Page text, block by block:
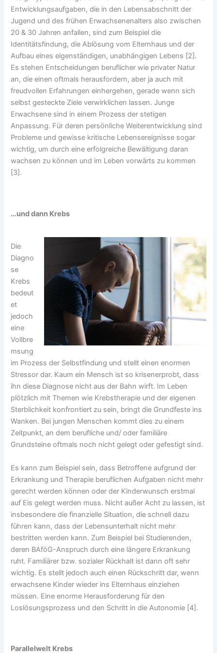
Entwicklungsaufgaben, die in den Lebensabschnitt der
Jugend und des frühen Erwachsenenalters also zwischen
20 & 30 Jahren anfallen, sind zum Beispiel die
Identitätsfindung, die Ablösung vom Elternhaus und der
Aufbau eines eigenständigen, unabhängigen Lebens [2].
Es stehen Entscheidungen beruflicher wie privater Natur
an, die einen oftmals herausfordern, aber ja auch mit
freudvollen Erfahrungen einhergehen, gerade wenn sich
selbst gesteckte Ziele verwirklichen lassen. Junge
Erwachsene sind in einem Prozess der stetigen
Anpassung. Für deren persönliche Weiterentwicklung sind
Probleme und gewisse kritische Lebensereignisse sogar
wichtig, um durch eine erfolgreiche Bewältigung daran
wachsen zu können und im Leben vorwärts zu kommen
[3].
…und dann Krebs
Die
Diagno
se
Krebs
bedeut
et
jedoch
eine
Vollbre
msung
im Prozess der Selbstfindung und stellt einen enormen
Stressor dar. Kaum ein Mensch ist so krisenerprobt, dass
ihn diese Diagnose nicht aus der Bahn wirft. Im Leben
plötzlich mit Themen wie Krebstherapie und der eigenen
Sterblichkeit konfrontiert zu sein, bringt die Grundfeste ins
Wanken. Bei jungen Menschen kommt dies zu einem
Zeitpunkt, an dem berufliche und/ oder familiäre
Grundsteine oftmals noch nicht gelegt oder gefestigt sind.
Es kann zum Beispiel sein, dass Betroffene aufgrund der
Erkrankung und Therapie beruflichen Aufgaben nicht mehr
gerecht werden können oder der Kinderwunsch erstmal
auf Eis gelegt werden muss. Nicht außer Acht zu lassen, ist
insbesondere die finanzielle Situation, die schnell dazu
führen kann, dass der Lebensunterhalt nicht mehr
bestritten werden kann. Zum Beispiel bei Studierenden,
deren BAföG-Anspruch durch eine längere Erkrankung
ruht. Familiärer bzw. sozialer Rückhalt ist dann oft sehr
wichtig. Es stellt jedoch auch einen Rückschritt dar, wenn
erwachsene Kinder wieder ins Elternhaus einziehen
müssen. Eine enorme Herausforderung für den
Loslösungsprozess und den Schritt in die Autonomie [4].
Parallelwelt Krebs